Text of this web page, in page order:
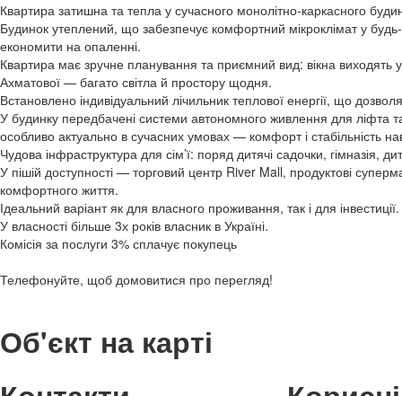
Квартира затишна та тепла у сучасного монолітно-каркасного
Будинок утеплений, що забезпечує комфортний мікроклімат у
економити на опаленні.
Квартира має зручне планування та приємний вид: вікна виходять
Ахматової — багато світла й простору щодня.
Встановлено індивідуальний лічильник теплової енергії, що
У будинку передбачені системи автономного живлення для ліфта
особливо актуально в сучасних умовах — комфорт і стабільність
Чудова інфраструктура для сім’ї: поряд дитячі садочки, гімназія,
У пішій доступності — торговий центр River Mall, продуктові
комфортного життя.
Ідеальний варіант як для власного проживання, так і для інвестиції.
У власності більше 3х років власник в Україні.
Комісія за послуги 3% сплачує покупець
Телефонуйте, щоб домовитися про перегляд!
Об'єкт на карті